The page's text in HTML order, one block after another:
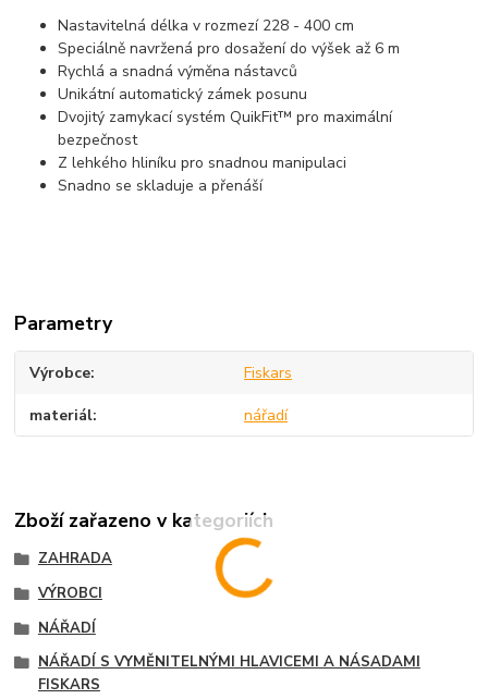
Nastavitelná délka v rozmezí 228 - 400 cm
Speciálně navržená pro dosažení do výšek až 6 m
Rychlá a snadná výměna nástavců
Unikátní automatický zámek posunu
Dvojitý zamykací systém QuikFit™ pro maximální
bezpečnost
Z lehkého hliníku pro snadnou manipulaci
Snadno se skladuje a přenáší
Parametry
Výrobce Fiskars
materiál nářadí
Zboží zařazeno v kategoriích
ZAHRADA
VÝROBCI
NÁŘADÍ
NÁŘADÍ S VYMĚNITELNÝMI HLAVICEMI A NÁSADAMI
FISKARS